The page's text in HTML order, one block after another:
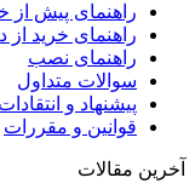
راهنمای پیش از
راهنمای خرید از
راهنمای نصب
سوالات متداول
پیشنهاد و انتقادات
قوانین و مقررات
آخرین مقالات